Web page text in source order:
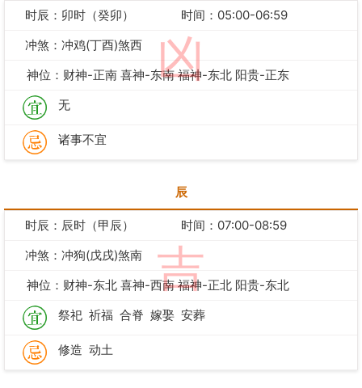
凶
时辰：卯时（癸卯）
时间：05:00-06:59
冲煞：冲鸡(丁酉)煞西
神位：财神-正南 喜神-东南 福神-东北 阳贵-正东
无
诸事不宜
辰
吉
时辰：辰时（甲辰）
时间：07:00-08:59
冲煞：冲狗(戊戌)煞南
神位：财神-东北 喜神-西南 福神-正北 阳贵-东北
祭祀 祈福 合脊 嫁娶 安葬
修造 动土